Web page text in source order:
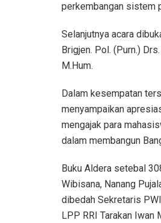
perkembangan sistem
Selanjutnya acara
Brigjen. Pol. (Purn.)
M.Hum.
Dalam kesempatan
menyampaikan
mengajak para
dalam membangun
Buku Aldera setebal
Wibisana, Nanang
dibedah Sekretaris PWI
LPP RRI Tarakan Iwan